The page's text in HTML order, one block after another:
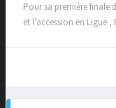
Pour sa première finale
et l’accession en Ligue ,